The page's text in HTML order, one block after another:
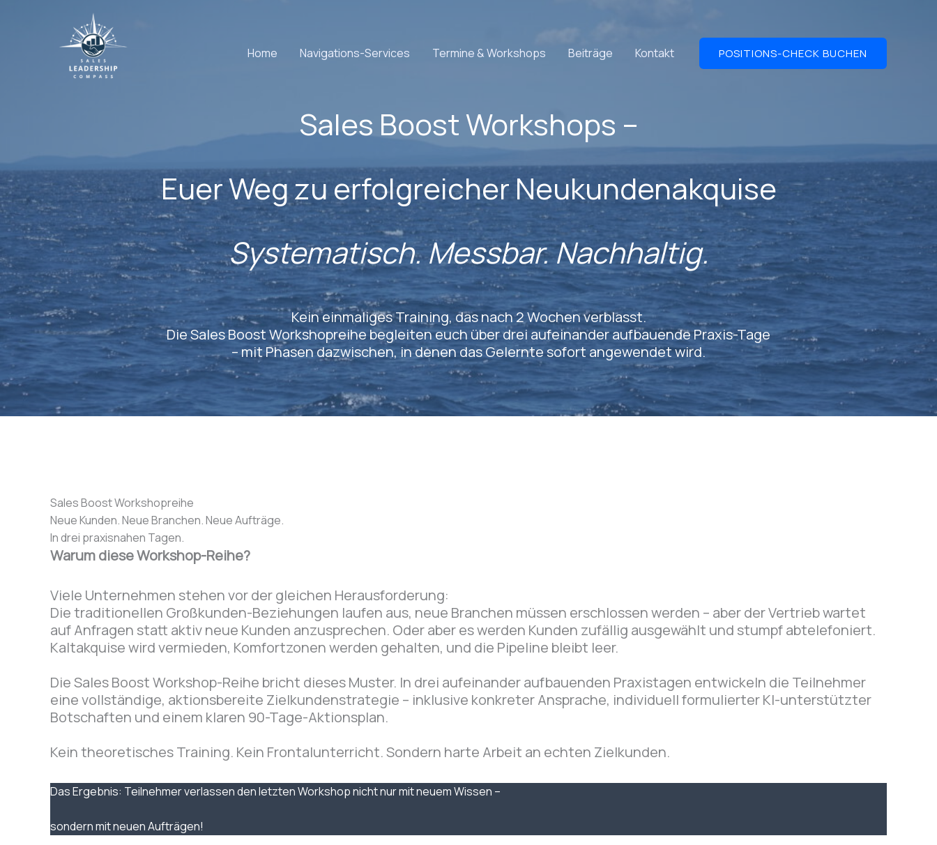
Home Navigations-Services Termine & Workshops Beiträge Kontakt POSITIONS-CHECK BUCHEN
Sales Boost Workshops –
Euer Weg zu erfolgreicher Neukundenakquise
Systematisch. Messbar. Nachhaltig.
Kein einmaliges Training, das nach 2 Wochen verblasst.
Die Sales Boost Workshopreihe begleiten euch über drei aufeinander aufbauende Praxis-Tage
– mit Phasen dazwischen, in denen das Gelernte sofort angewendet wird.
Sales Boost Workshopreihe
Neue Kunden. Neue Branchen. Neue Aufträge.
In drei praxisnahen Tagen.
Warum diese Workshop-Reihe?
Viele Unternehmen stehen vor der gleichen Herausforderung:
Die traditionellen Großkunden-Beziehungen laufen aus, neue Branchen müssen erschlossen werden – aber der Vertrieb wartet
auf Anfragen statt aktiv neue Kunden anzusprechen. Oder aber es werden Kunden zufällig ausgewählt und stumpf abtelefoniert.
Kaltakquise wird vermieden, Komfortzonen werden gehalten, und die Pipeline bleibt leer.
Die Sales Boost Workshop-Reihe bricht dieses Muster. In drei aufeinander aufbauenden Praxistagen entwickeln die Teilnehmer
eine vollständige, aktionsbereite Zielkundenstrategie – inklusive konkreter Ansprache, individuell formulierter KI-unterstützter
Botschaften und einem klaren 90-Tage-Aktionsplan.
Kein theoretisches Training. Kein Frontalunterricht. Sondern harte Arbeit an echten Zielkunden.
Das Ergebnis: Teilnehmer verlassen den letzten Workshop nicht nur mit neuem Wissen –
sondern mit neuen Aufträgen!